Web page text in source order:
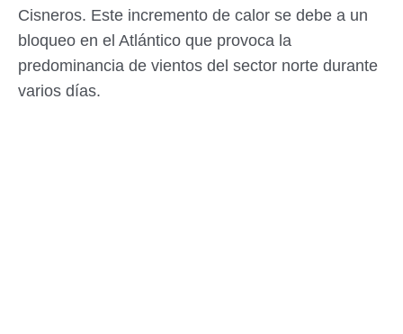
Cisneros. Este incremento de calor se debe a un
bloqueo en el Atlántico que provoca la
predominancia de vientos del sector norte durante
varios días.